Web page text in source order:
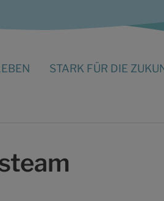
STARK FÜR DIE